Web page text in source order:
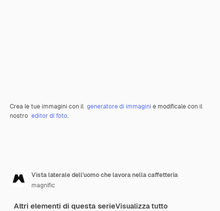
Crea le tue immagini con il generatore di immagini e modificale con il
nostro editor di foto.
Vista laterale dell'uomo che lavora nella caffetteria
magnific
Altri elementi di questa serieVisualizza tutto